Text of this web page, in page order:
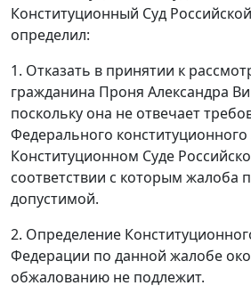
Конституционный Суд
определил:
1. Отказать в принятии к
гражданина Проня Александра
поскольку она не отвечает
Федерального конституционного
Конституционном Суде
соответствии с которым жалоба
допустимой.
2. Определение
Федерации по данной жалобе
обжалованию не подлежит.